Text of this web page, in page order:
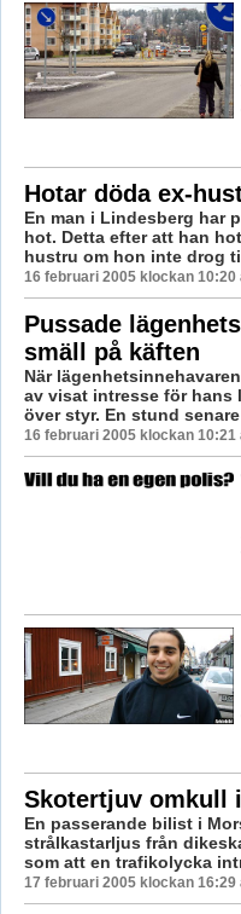
Hotar döda ex-
En man i Lindesberg har
hot. Detta efter att han
hustru om hon inte drog
16 februari 2005 klockan
Pussade
smäll på käften
När
av visat intresse för hans
över styr. En stund
16 februari 2005 klockan
Skotertjuv omkull
En passerande bilist i
strålkastarljus från
som att en trafikolycka
17 februari 2005 klockan